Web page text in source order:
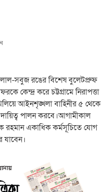
লাল-সবুজ রঙের বিশেষ বুলেটপ্রুফ
কেন্দ্র করে চট্টগ্রামে নিরাপত্তা
আইনশৃঙ্খলা বাহিনীর ৫ থেকে
দায়িত্ব পালন করবে।আগামীকাল
রহমান একাধিক কর্মসূচিতে যোগ
যাবেন।